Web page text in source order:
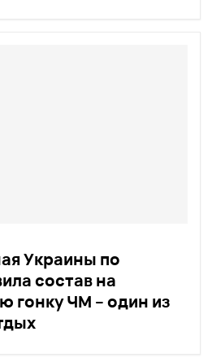
Украины по
состав на
гонку ЧМ – один из